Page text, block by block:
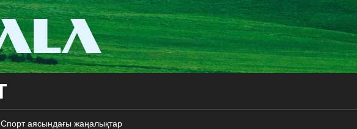
Спорт аясындағы жаңалықтар